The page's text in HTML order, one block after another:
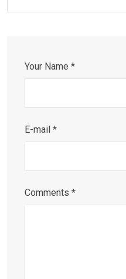
Your Name *
E-mail *
Comments *